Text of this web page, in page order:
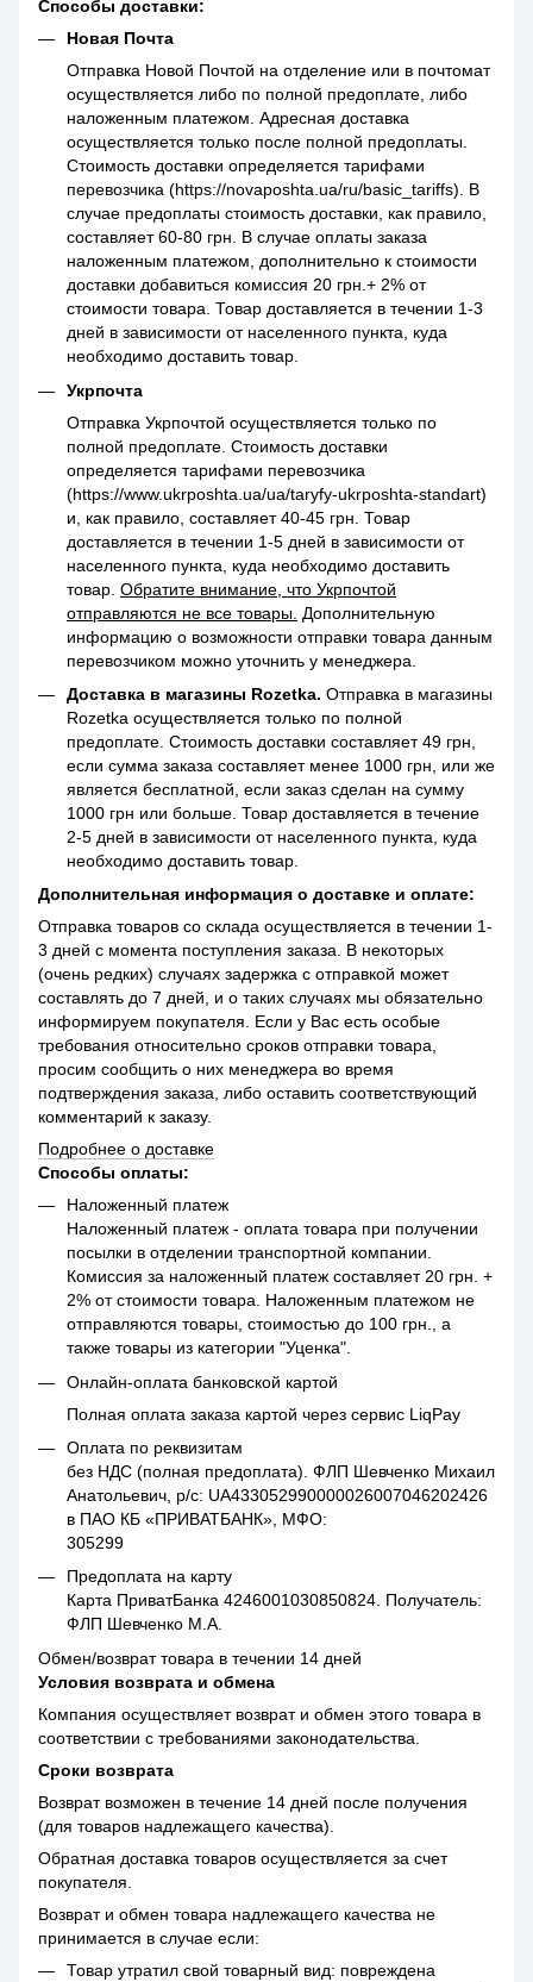
Способы доставки:
Новая Почта
Отправка Новой Почтой на отделение или в почтомат
осуществляется либо по полной предоплате, либо
наложенным платежом. Адресная доставка
осуществляется только после полной предоплаты.
Стоимость доставки определяется тарифами
перевозчика (https://novaposhta.ua/ru/basic_tariffs). В
случае предоплаты стоимость доставки, как правило,
составляет 60-80 грн. В случае оплаты заказа
наложенным платежом, дополнительно к стоимости
доставки добавиться комиссия 20 грн.+ 2% от
стоимости товара. Товар доставляется в течении 1-3
дней в зависимости от населенного пункта, куда
необходимо доставить товар.
Укрпочта
Отправка Укрпочтой осуществляется только по
полной предоплате. Стоимость доставки
определяется тарифами перевозчика
(https://www.ukrposhta.ua/ua/taryfy-ukrposhta-standart)
и, как правило, составляет 40-45 грн. Товар
доставляется в течении 1-5 дней в зависимости от
населенного пункта, куда необходимо доставить
товар. Обратите внимание, что Укрпочтой
отправляются не все товары. Дополнительную
информацию о возможности отправки товара данным
перевозчиком можно уточнить у менеджера.
Доставка в магазины Rozetka. Отправка в магазины
Rozetka осуществляется только по полной
предоплате. Стоимость доставки составляет 49 грн,
если сумма заказа составляет менее 1000 грн, или же
является бесплатной, если заказ сделан на сумму
1000 грн или больше. Товар доставляется в течение
2-5 дней в зависимости от населенного пункта, куда
необходимо доставить товар.
Дополнительная информация о доставке и оплате:
Отправка товаров со склада осуществляется в течении 1-
3 дней с момента поступления заказа. В некоторых
(очень редких) случаях задержка с отправкой может
составлять до 7 дней, и о таких случаях мы обязательно
информируем покупателя. Если у Вас есть особые
требования относительно сроков отправки товара,
просим сообщить о них менеджера во время
подтверждения заказа, либо оставить соответствующий
комментарий к заказу.
Подробнее о доставке
Способы оплаты:
Наложенный платеж
Наложенный платеж - оплата товара при получении
посылки в отделении транспортной компании.
Комиссия за наложенный платеж составляет 20 грн. +
2% от стоимости товара. Наложенным платежом не
отправляются товары, стоимостью до 100 грн., а
также товары из категории "Уценка".
Онлайн-оплата банковской картой
Полная оплата заказа картой через сервис LiqPay
Оплата по реквизитам
без НДС (полная предоплата). ФЛП Шевченко Михаил
Анатольевич, р/с: UA433052990000026007046202426
в ПАО КБ «ПРИВАТБАНК», МФО:
305299
Предоплата на карту
Карта ПриватБанка 4246001030850824. Получатель:
ФЛП Шевченко М.А.
Обмен/возврат товара в течении 14 дней
Условия возврата и обмена
Компания осуществляет возврат и обмен этого товара в
соответствии с требованиями законодательства.
Сроки возврата
Возврат возможен в течение 14 дней после получения
(для товаров надлежащего качества).
Обратная доставка товаров осуществляется за счет
покупателя.
Возврат и обмен товара надлежащего качества не
принимается в случае если:
Товар утратил свой товарный вид: повреждена